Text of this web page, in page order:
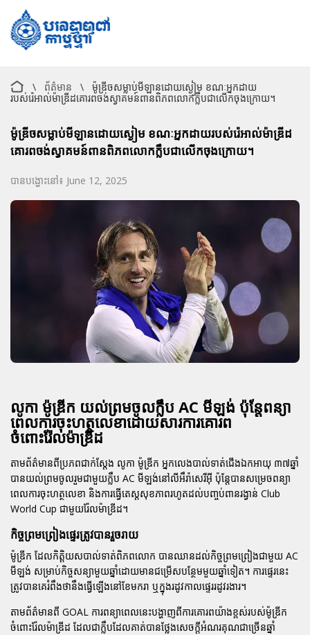
\ ព័ត៌មាន \
ម៉ូឌ្រីចសម្លាប់មីឡានដោយស្ងៀម ខណៈអ្នកដាយ
របស់រ៉េអាល់ម៉ាឌ្រីដគោរពចង់ស្វាគមន៍ពានពិភពលោកក្លឹបជាលើកចុងក្រោយ។
ម៉ូឌ្រីចសម្លាប់មីឡានដោយស្ងៀម ខណៈអ្នកដាយរបស់រ៉េអាល់ម៉ាឌ្រីដ
គោរពចង់ស្វាគមន៍ពានពិភពលោកក្លឹបជាលើកចុងក្រោយ។
បានបង្ហោះនៅ៖ June 12, 2025
លូកា ម៉ូឌ្រីក យល់ព្រមចូលក្លឹប AC មីឡង់ ប៉ុន្តែពន្យា
ពេលការចុះហត្ថលេខាដោយសារការគោរព
ចំពោះរ៉ែលម៉ាឌ្រីដ
តាមព័ត៌មានពីប្រភពជាក់ស្តែង លូកា ម៉ូឌ្រីក អ្នកលេងបាល់ទាត់ជើងឯកអាយុ ៣៧ឆ្នាំ
បានយល់ព្រមចូលរួមជាមួយក្លឹប AC មីឡង់នៅលីអឹរ៉ាសេរីអ៊ី ប៉ុន្តែបានសម្រេចពន្យា
ពេលការចុះហត្ថលេខា និងការធ្វើតេស្តសុខភាពរហូតដល់បញ្ចប់ពានរង្វាន់ Club
World Cup ជាមួយរ៉ែលម៉ាឌ្រីដ។
កិច្ចព្រមព្រៀងផ្ទេរត្រូវបានរួចរាយ
ម៉ូឌ្រីក ដែលកិត្តិយសបាល់ទាត់ពិភពលោក បានឈានដល់កិច្ចព្រមព្រៀងជាមួយ AC
មីឡង់ សម្រាប់កិច្ចសន្យាមួយឆ្នាំដោយមានជម្រើសបន្ថែមមួយឆ្នាំទៀត។ ការផ្ទេរនេះ
ត្រូវបានគេរំពឹងថានឹងធ្វើឡើងនៅខែមករា ឬក្នុងរដូវកាលផ្ទេររដូវរងារ។
តាមព័ត៌មានពី GOAL ការពន្យាពេលនេះបង្ហាញពីការគោរពយ៉ាងខ្ពស់របស់ម៉ូឌ្រីក
ចំពោះរ៉ែលម៉ាឌ្រីដ ដែលជាក្លឹបដែលគាត់បានថ្លែងសេចក្តីអំណរគុណជាច្រើនឆ្នាំ